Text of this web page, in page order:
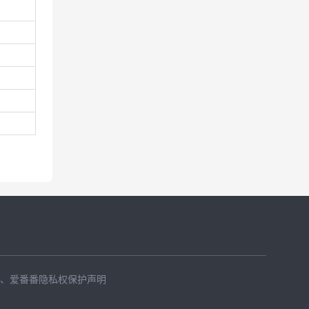
、 爱番番隐私权保护声明